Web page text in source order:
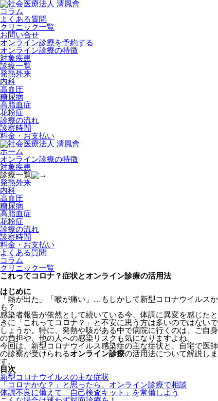
コラム
よくある質問
クリニック一覧
お問い合せ
オンライン診療を予約する
オンライン診療の特徴
対象疾患
診療一覧
発熱外来
​内科
高血圧
糖尿病
高脂血症
​花粉症
診療の流れ
診察時間
料金・お支払い
ホーム
オンライン診療の特徴
対象疾患
診療一覧
発熱外来
​内科
高血圧
糖尿病
高脂血症
​花粉症
診療の流れ
診察時間
料金・お支払い
よくある質問
コラム
クリニック一覧
これってコロナ？症状とオンライン診療の活用法
はじめに
「熱が出た」「喉が痛い」…もしかして新型コロナウイルスか
も？
感染者報告が依然として続いている今、体調に異変を感じたと
きに「これってコロナ？」と不安に思う方は多いのではないで
しょうか。特に、発熱や咳がある中で病院に行くのは、ご自身
の負担や、他の人への感染リスクも気になりますよね。
今回は、新型コロナウイルス感染症の主な症状と、自宅で医師
の診察が受けられるオンライン診療の活用法について解説しま
す。
目次
新型コロナウイルスの主な症状
「コロナかな？」と思ったら、オンライン診療で相談
体調不良に備えて「自己検査キット」を常備しよう